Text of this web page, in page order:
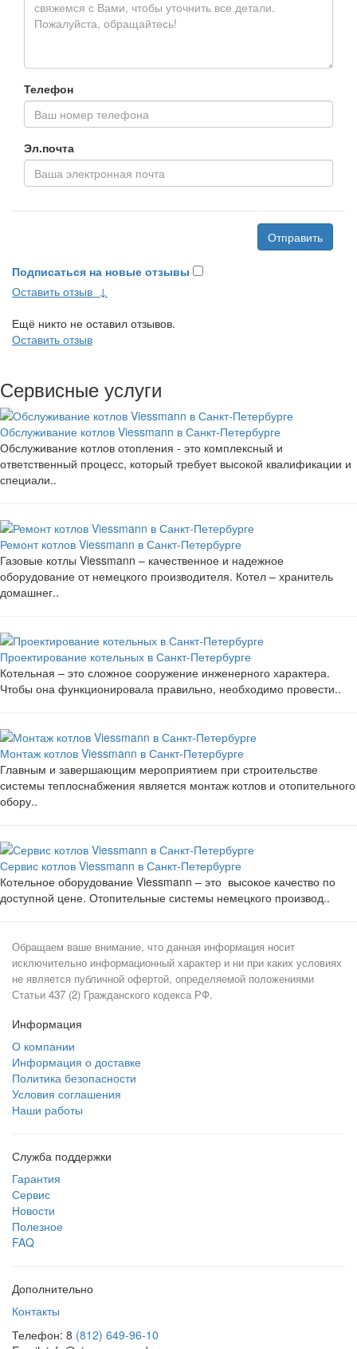
Телефон
Эл.почта
Отправить
Подписаться на новые отзывы
Оставить отзыв ↓
Ещё никто не оставил отзывов.
Оставить отзыв
Сервисные услуги
Обслуживание котлов Viessmann в Санкт-Петербурге
Обслуживание котлов отопления - это комплексный и
ответственный процесс, который требует высокой квалификации и
специали..
Ремонт котлов Viessmann в Санкт-Петербурге
Газовые котлы Viessmann – качественное и надежное
оборудование от немецкого производителя. Котел – хранитель
домашнег..
Проектирование котельных в Санкт-Петербурге
Котельная – это сложное сооружение инженерного характера.
Чтобы она функционировала правильно, необходимо провести..
Монтаж котлов Viessmann в Санкт-Петербурге
Главным и завершающим мероприятием при строительстве
системы теплоснабжения является монтаж котлов и отопительного
обору..
Сервис котлов Viessmann в Санкт-Петербурге
Котельное оборудование Viessmann – это высокое качество по
доступной цене. Отопительные системы немецкого производ..
Обращаем ваше внимание, что данная информация носит
исключительно информационный характер и ни при каких условиях
не является публичной офертой, определяемой положениями
Статьи 437 (2) Гражданского кодекса РФ.
Информация
О компании
Информация о доставке
Политика безопасности
Условия соглашения
Наши работы
Служба поддержки
Гарантия
Сервис
Новости
Полезное
FAQ
Дополнительно
Контакты
Телефон: 8 (812) 649-96-10